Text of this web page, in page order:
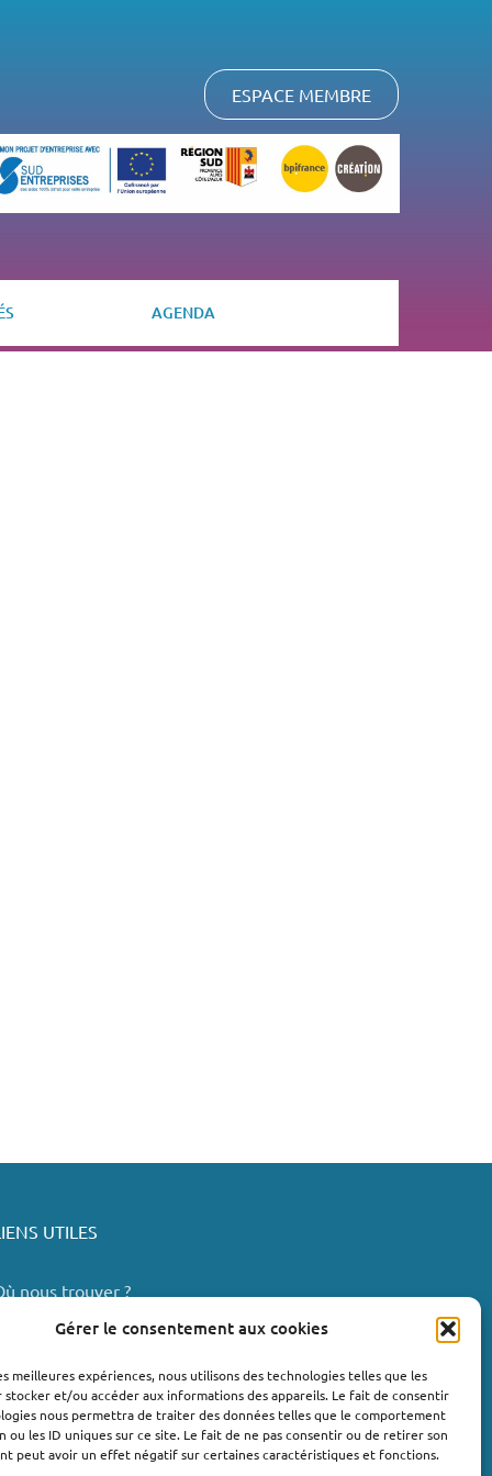
Gérer le consentement aux cookies
meilleures expériences, nous utilisons des technologies telles que les
stocker et/ou accéder aux informations des appareils. Le fait de consentir
nous permettra de traiter des données telles que le comportement
ou les ID uniques sur ce site. Le fait de ne pas consentir ou de retirer son
peut avoir un effet négatif sur certaines caractéristiques et fonctions.
ESPACE MEMBRE
AGENDA
UTILES
nous trouver ?
Teil
sous-Aubenas